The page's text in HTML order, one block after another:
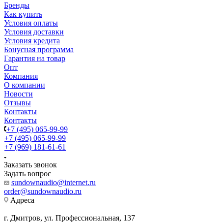
Бренды
Как купить
Условия оплаты
Условия доставки
Условия кредита
Бонусная программа
Гарантия на товар
Опт
Компания
О компании
Новости
Отзывы
Контакты
Контакты
+7 (495) 065-99-99
+7 (495) 065-99-99
+7 (969) 181-61-61
Заказать звонок
Задать вопрос
sundownaudio@internet.ru
order@sundownaudio.ru
Адреса
г. Дмитров, ул. Профессиональная, 137